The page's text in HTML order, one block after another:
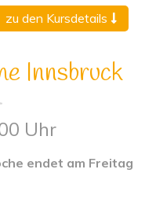
zu den Kursdetails
Innsbruck
Uhr
endet am Freitag